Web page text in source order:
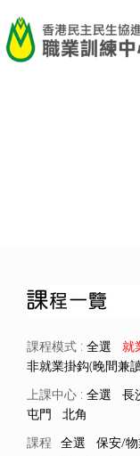
A- | A+
課程模式 : 全選 就
非就業掛鈎(晚間兼
上課中心 : 全選 長
屯門
北角
課程 全選 保安/